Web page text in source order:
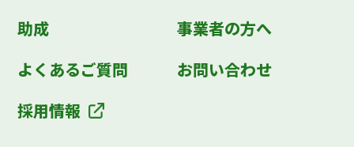
助成
事業者の方へ
よくあるご質問
お問い合わせ
採用情報